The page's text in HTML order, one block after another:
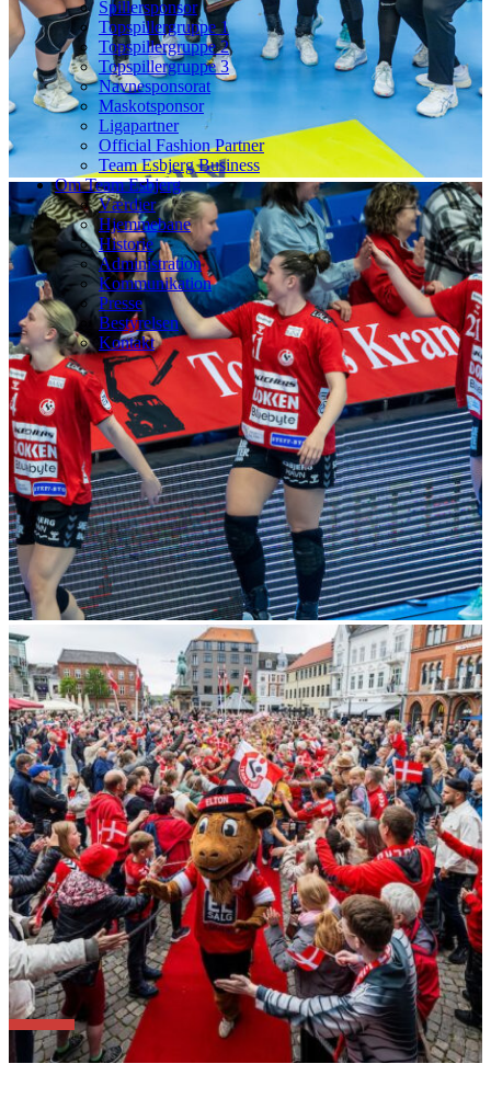
Spillersponsor
Topspillergruppe 1
Topspillergruppe 2
Topspillergruppe 3
Navnesponsorat
Maskotsponsor
Ligapartner
Official Fashion Partner
Team Esbjerg Business
Om Team Esbjerg
Værdier
Hjemmebane
Historie
Administration
Kommunikation
Presse
Bestyrelsen
Kontakt